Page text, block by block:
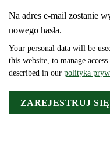
Na adres e-mail zostanie
nowego hasła.
Your personal data will be
this website, to manage
described in our polityka
ZAREJESTRUJ SIĘ